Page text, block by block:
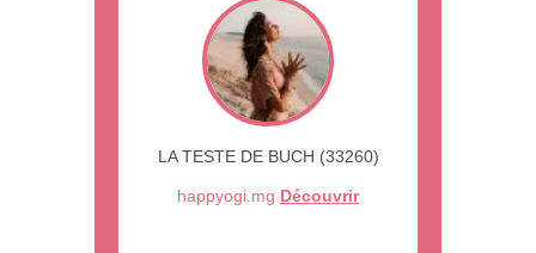
LA TESTE DE BUCH (33260)
happyogi.mg Découvrir